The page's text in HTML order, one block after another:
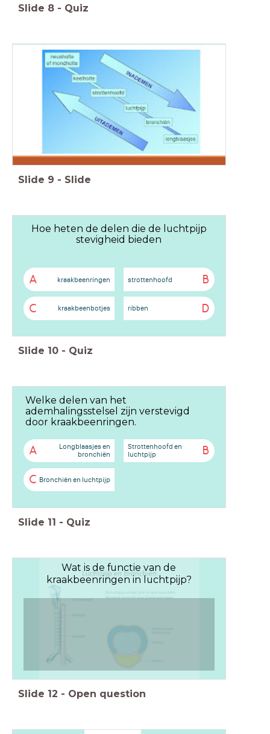
Slide 8 - Quiz
Slide 9 - Slide
Hoe heten de delen die de luchtpijp
stevigheid bieden
A kraakbeenringen B
strottenhoofd
C kraakbeenbotjes D
ribben
Slide 10 - Quiz
Welke delen van het
ademhalingsstelsel zijn verstevigd
door kraakbeenringen.
A
Longblaasjes en
bronchiën
B
Strottenhoofd en
luchtpijp
C Bronchiën en luchtpijp
Slide 11 - Quiz
Wat is de functie van de
kraakbeenringen in luchtpijp?
Slide 12 - Open question